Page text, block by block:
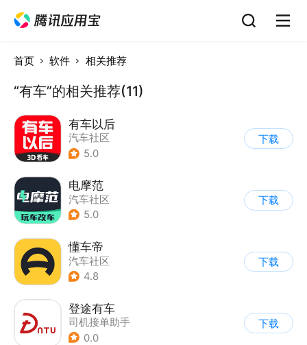
首页 软件 相关推荐
“有车”的相关推荐(11)
有车以后
汽车社区
5.0
下载
电摩范
汽车社区
5.0
下载
懂车帝
汽车社区
4.8
下载
登途有车
司机接单助手
0.0
下载